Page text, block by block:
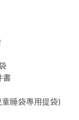
書
睡袋專用提袋)